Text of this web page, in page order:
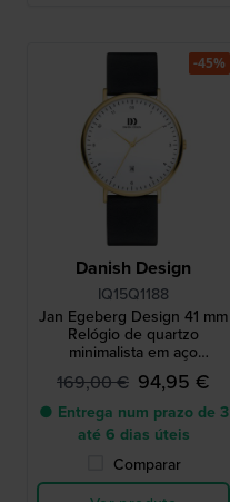
Danish Design
IQ15Q1188
Jan Egeberg Design 41 mm
Relógio de quartzo
minimalista em aço
inoxidável com data
169,00 € 94,95 €
● Entrega num prazo de 3
até 6 dias úteis
Comparar
-45%